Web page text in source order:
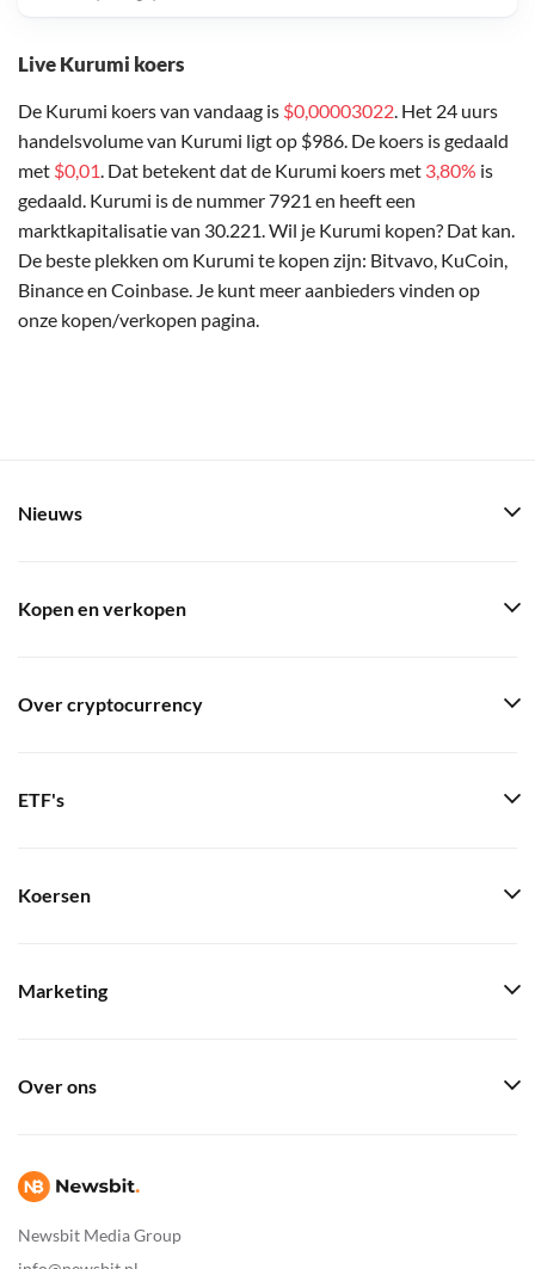
Live Kurumi koers
De Kurumi koers van vandaag is $0,00003022. Het 24 uurs
handelsvolume van Kurumi ligt op $986. De koers is gedaald
met $0,01. Dat betekent dat de Kurumi koers met 3,80% is
gedaald. Kurumi is de nummer 7921 en heeft een
marktkapitalisatie van 30.221. Wil je Kurumi kopen? Dat kan.
De beste plekken om Kurumi te kopen zijn: Bitvavo, KuCoin,
Binance en Coinbase. Je kunt meer aanbieders vinden op
onze kopen/verkopen pagina.
Newsbit Media Group
Nieuws
Kopen en verkopen
Over cryptocurrency
ETF's
Koersen
Marketing
Over ons